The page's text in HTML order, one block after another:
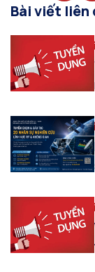
Bài viết liên